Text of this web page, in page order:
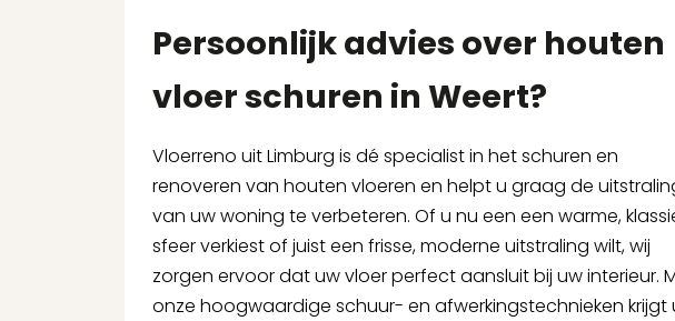
Persoonlijk advies over houten
vloer schuren in Weert?
Vloerreno uit Limburg is dé specialist in het schuren en
renoveren van houten vloeren en helpt u graag de
van uw woning te verbeteren. Of u nu een een warme,
sfeer verkiest of juist een frisse, moderne uitstraling wilt, wij
zorgen ervoor dat uw vloer perfect aansluit bij uw interieur.
onze hoogwaardige schuur- en afwerkingstechnieken krijgt